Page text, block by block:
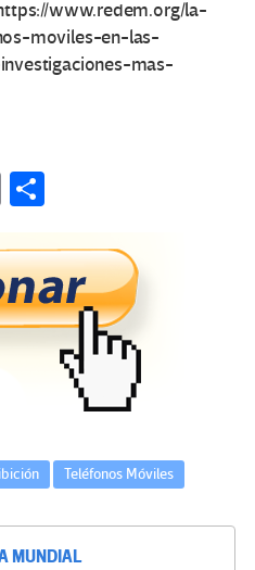
www.redem.org/la-
moviles-en-las-
mas-
E
ail m
p
ar
tir
Teléfonos Móviles
MUNDIAL